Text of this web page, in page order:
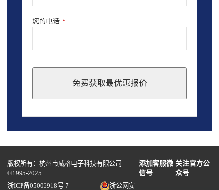
您的电话 *
免费获取最优惠报价
should
blank
版权所有：杭州市威格电子科技有限公司
©1995-2025
添加客服微
信号
关注官方公
众号
浙ICP备05006918号-7
浙公网安